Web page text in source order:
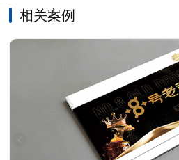
相关案例